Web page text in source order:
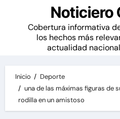
Noticiero
Cobertura informativa
los hechos más
actualidad
Inicio
Deporte
una de las máximas figuras de
rodilla en un amistoso